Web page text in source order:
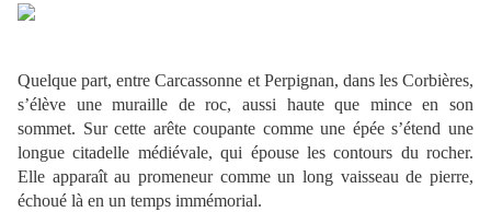
Quelque part, entre Carcassonne et Perpignan, dans les Corbières,
s’élève une muraille de roc, aussi haute que mince en son
sommet. Sur cette arête coupante comme une épée s’étend une
longue citadelle médiévale, qui épouse les contours du rocher.
Elle apparaît au promeneur comme un long vaisseau de pierre,
échoué là en un temps immémorial.